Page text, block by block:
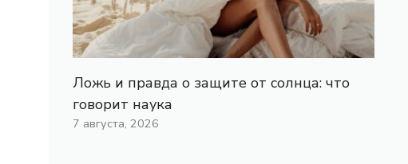
Ложь и правда о защите от солнца: что
говорит наука
7 августа, 2026